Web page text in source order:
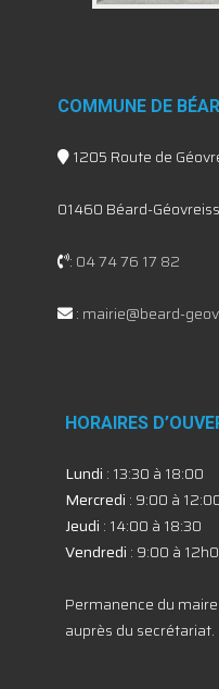
COMMUNE DE
1205 Route de
01460 Béard-
: 04 74 76 17 82
: mairie@beard-
HORAIRES
Lundi : 13:30 à 18:00
Mercredi : 9:00 à
Jeudi : 14:00 à 18:30
Vendredi : 9:00 à
Permanence du
auprès du secrétariat.